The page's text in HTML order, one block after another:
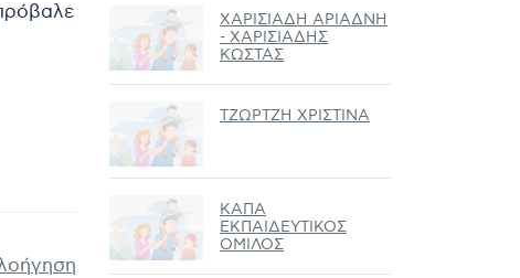
ΧΑΡΙΣΙΑΔΗ ΑΡΙΑΔΝΗ
- ΧΑΡΙΣΙΑΔΗΣ
ΚΩΣΤΑΣ
ΤΖΩΡΤΖΗ ΧΡΙΣΤΙΝΑ
ΚΑΠΑ
ΕΚΠΑΙΔΕΥΤΙΚΟΣ
ΟΜΙΛΟΣ